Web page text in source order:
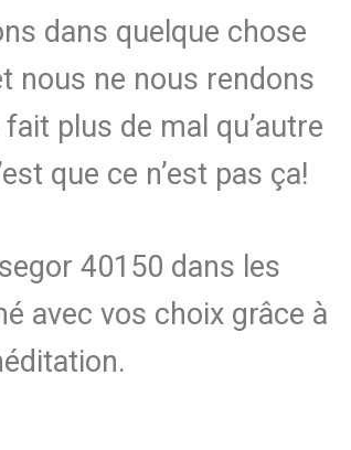
dans quelque chose
nous ne nous rendons
plus de mal qu’autre
que ce n’est pas ça!
40150 dans les
avec vos choix grâce à